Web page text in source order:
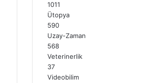
1011
Ütopya
590
Uzay-Zaman
568
Veterinerlik
37
Videobilim